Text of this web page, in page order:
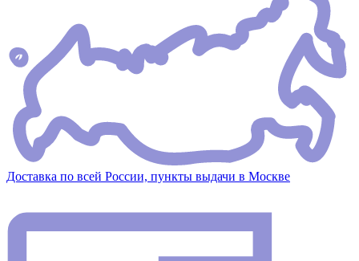
Доставка по всей России, пункты выдачи в Москве